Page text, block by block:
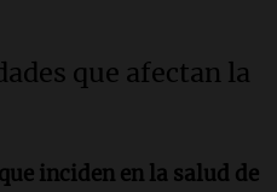
que afectan la
inciden en la salud de